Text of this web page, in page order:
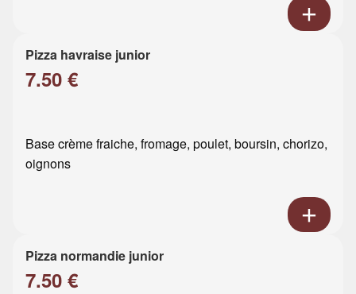
Pizza havraise junior
7.50 €
Base crème fraiche, fromage, poulet, boursin, chorizo,
oignons
Pizza normandie junior
7.50 €